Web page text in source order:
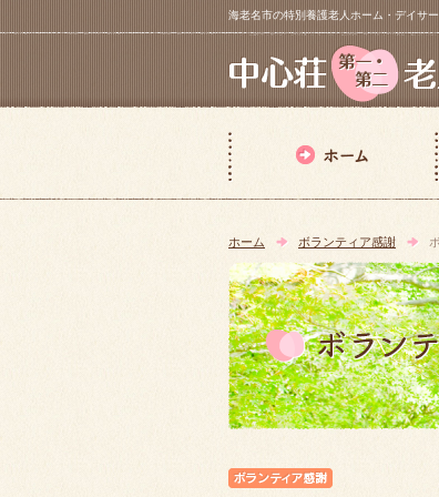
海老名市の特別養護老人ホーム・デイサ
ホーム ボランティア感謝